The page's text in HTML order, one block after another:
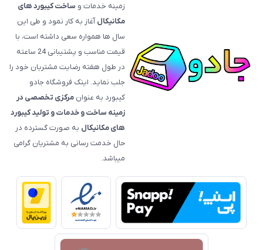
زمینه خدمات و ساخت کیبورد های
مکانیکالآغاز به کار نمود و طی این
سال ها همواره سعی داشته است، با
قیمت‌ مناسب و پشتیبانی 24 ساعته
در طول هفته رضایت مشتریان خود را
جلب نماید. اینک فروشگاه جادو
کیبورد به عنوان مرکزی تخصصی در
زمینه ساخت و خدمات و تولید کیبورد
های مکانیکال به صورت گسترده در
حال خدمت رسانی به مشتریان گرامی
میباشد.